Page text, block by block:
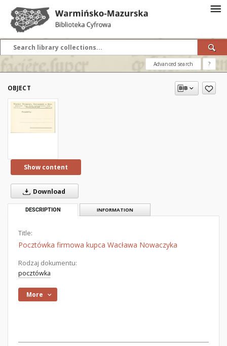
Advanced search ?
OBJECT
Show content
Download
DESCRIPTION INFORMATION
Title:
Pocztówka firmowa kupca Wacława Nowaczyka
Rodzaj dokumentu:
pocztówka
More